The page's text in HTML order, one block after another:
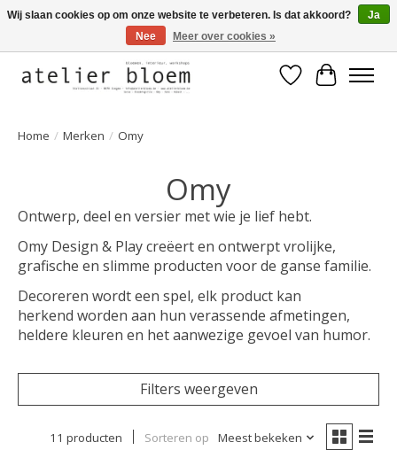
Welkom bij Atelier Bloem
Verlanglijst
Home / Merken / Omy
Omy
Ontwerp, deel en versier met wie je lief hebt.
Omy Design & Play creëert en ontwerpt vrolijke,
grafische en slimme producten voor de ganse familie.
Decoreren wordt een spel, elk product kan
herkend worden aan hun verassende afmetingen,
heldere kleuren en het aanwezige gevoel van humor.
Filters weergeven
11 producten Sorteren op Meest bekeken
Wij slaan cookies op om onze website te verbeteren. Is dat akkoord?
Ja
Nee
Meer over cookies »